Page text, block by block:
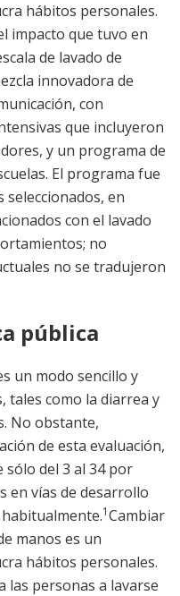
hábitos personales.
impacto que tuvo en
de lavado de
innovadora de
con
que incluyeron
y un programa de
El programa fue
en
con el lavado
no
no se tradujeron
pública
un modo sencillo y
tales como la diarrea y
No obstante,
de esta evaluación,
del 3 al 34 por
en vías de desarrollo
1Cambiar
manos es un
hábitos personales.
las personas a lavarse